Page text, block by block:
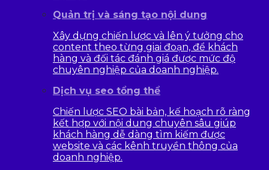
Quản trị và sáng tạo nội dung
Xây dựng chiến lược và lên ý tưởng cho
content theo từng giai đoạn, để khách
hàng và đối tác đánh giá được mức độ
chuyên nghiệp của doanh nghiệp.
Dịch vụ seo tổng thể
Chiến lược SEO bài bản, kế hoạch rõ ràng
kết hợp với nội dung chuyên sâu giúp
khách hàng dễ dàng tìm kiếm được
website và các kênh truyền thông của
doanh nghiệp.